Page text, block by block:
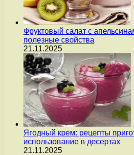
Фруктовый салат с
полезные свойства
21.11.2025
Ягодный крем: рецепты
использование в десертах
21.11.2025